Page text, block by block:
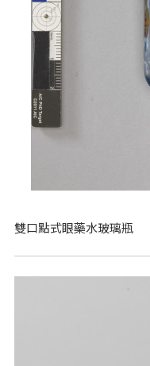
雙口點式眼藥水玻璃瓶